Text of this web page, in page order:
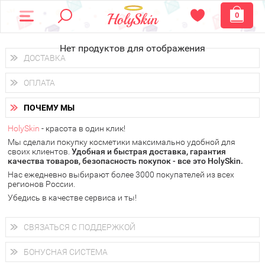
0
Нет продуктов для отображения
ДОСТАВКА
Доставка осуществляетсяпо всем городам России.
Вы можете выбрать доставку курьером, Почтой России или
получить заказ в пунктах выдачи PickPoint или пункте
самовывоза.
В 20 городах России доставка осуществляется ужена
следующий день.
у Вас всегда есть возможность получитьбесплатную
доставку от HolySkin.
подробнее об условиях доставки и оплаты в Вашем городе
ОПЛАТА
Вы можете оплатить свой заказ любым удобным способом:
наличными деньгами (
через интернет-банк (Альфа-банк, Сбербанк) и другими
электронными способами.
ПОЧЕМУ МЫ
HolySkin - красота в один клик!
Мы сделали покупку косметики максимально удобной для
своих клиентов. Удобная и быстрая доставка, гарантия
качества товаров, безопасность покупок - все это HolySkin.
Нас ежедневно выбирают более 3000 покупателей из всех
регионов России.
Убедись в качестве сервиса и ты!
СВЯЗАТЬСЯ С ПОДДЕРЖКОЙ
+7 (800) 707-24-55
Мы будем рады ответить на все Ваши вопросы по работе
магазина, проконсультировать по товарам, рассказать о
БОНУСНАЯ СИСТЕМА